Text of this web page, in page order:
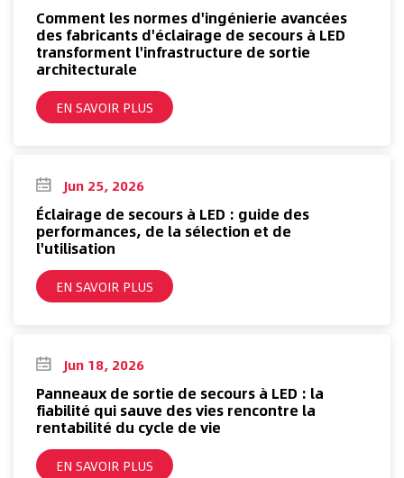
Comment les normes d'ingénierie avancées
des fabricants d'éclairage de secours à LED
transforment l'infrastructure de sortie
architecturale
EN SAVOIR PLUS
Jun 25, 2026
Éclairage de secours à LED : guide des
performances, de la sélection et de
l'utilisation
EN SAVOIR PLUS
Jun 18, 2026
Panneaux de sortie de secours à LED : la
fiabilité qui sauve des vies rencontre la
rentabilité du cycle de vie
EN SAVOIR PLUS